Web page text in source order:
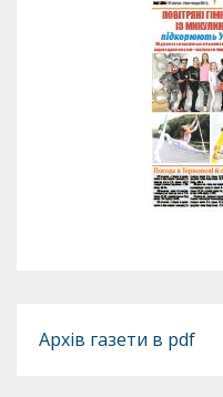
Архів газети в pdf